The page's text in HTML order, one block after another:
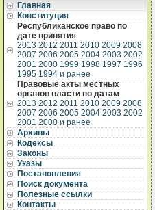
Главная
Конституция
Республиканское право по
дате принятия
2013 2012 2011 2010 2009 2008
2007 2006 2005 2004 2003 2002
2001 2000 1999 1998 1997 1996
1995 1994 и ранее
Правовые акты местных
органов власти по датам
2013 2012 2011 2010 2009 2008
2007 2006 2005 2004 2003 2002
2001 2000 и ранее
Архивы
Кодексы
Законы
Указы
Постановления
Поиск документа
Полезные ссылки
Контакты